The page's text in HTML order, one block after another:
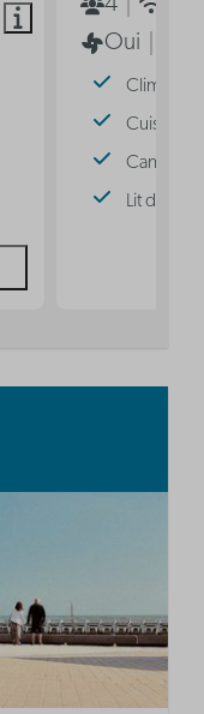
4
Oui
Cuisine
Canapé-
Lit double